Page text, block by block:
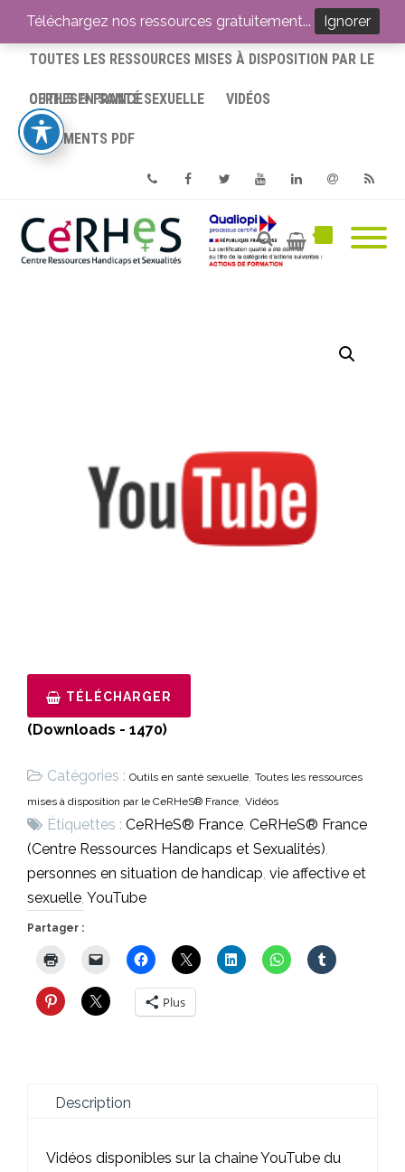
ACCUEIL
TOUTES LES RESSOURCES MISES À DISPOSITION PAR LE
CERHES® FRANCE
OUTILS EN SANTÉ SEXUELLE VIDÉOS
DOCUMENTS PDF
PhoneFacebookTwitterYoutube
TÉLÉCHARGER
(Downloads - 1470)
Catégories : Outils en santé sexuelle, Toutes les ressources
mises à disposition par le CeRHeS® France, Vidéos
Étiquettes : CeRHeS® France, CeRHeS® France
(Centre Ressources Handicaps et Sexualités),
personnes en situation de handicap, vie affective et
sexuelle, YouTube
Partager :
Plus
Description
Vidéos disponibles sur la chaine YouTube du
Téléchargez nos ressources gratuitement... Ignorer